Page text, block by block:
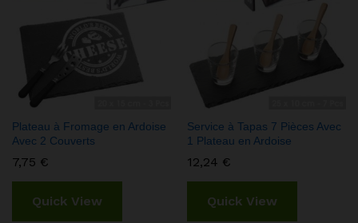
Plateau à Fromage en Ardoise
Avec 2 Couverts
7,75 €
Quick View
Service à Tapas 7 Pièces Avec
1 Plateau en Ardoise
12,24 €
Quick View